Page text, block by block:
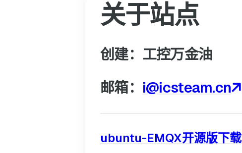
关于站点
创建：工控万金油
邮箱： i@icsteam.cn
ubuntu-EMQX开源版下载